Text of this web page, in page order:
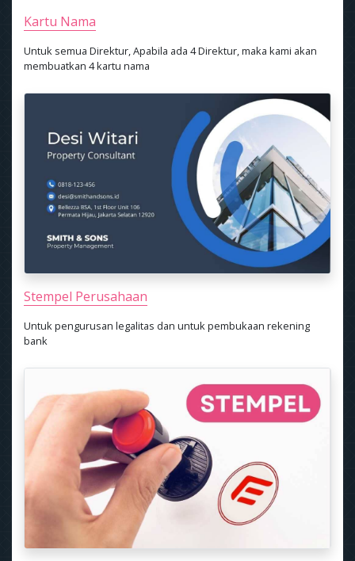
Kartu Nama
Untuk semua Direktur, Apabila ada 4 Direktur, maka kami akan
membuatkan 4 kartu nama
Stempel Perusahaan
Untuk pengurusan legalitas dan untuk pembukaan rekening
bank